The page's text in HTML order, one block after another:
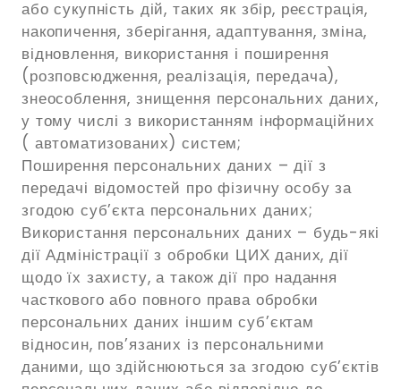
або сукупність дій, таких як збір, реєстрація,
накопичення, зберігання, адаптування, зміна,
відновлення, використання і поширення
(розповсюдження, реалізація, передача),
знеособлення, знищення персональних даних,
у тому числі з використанням інформаційних
( автоматизованих) систем;
Поширення персональних даних – дії з
передачі відомостей про фізичну особу за
згодою суб’єкта персональних даних;
Використання персональних даних – будь-які
дії Адміністрації з обробки ЦИХ даних, дії
щодо їх захисту, а також дії про надання
часткового або повного права обробки
персональних даних іншим суб’єктам
відносин, пов’язаних із персональними
даними, що здійснюються за згодою суб’єктів